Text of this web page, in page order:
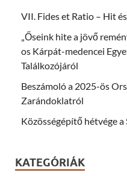
n
d
w
VII. Fides et Ratio – Hit
„Őseink hite a jövő
os Kárpát-medencei
Találkozójáról
Beszámoló a 2025-ös
Zarándoklatról
Közösségépítő hétvége
KATEGÓRIÁK